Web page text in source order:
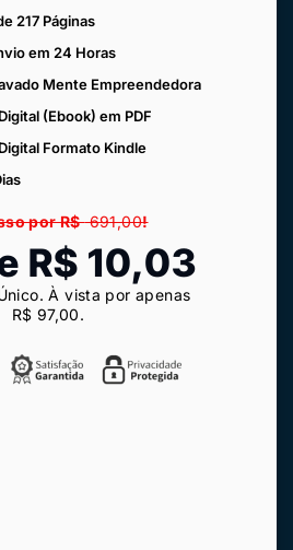
217 Páginas
em 24 Horas
Mente Empreendedora
(Ebook) em PDF
Formato Kindle
por R$691,00!
R$ 10,03
À vista por apenas
R$ 97,00.